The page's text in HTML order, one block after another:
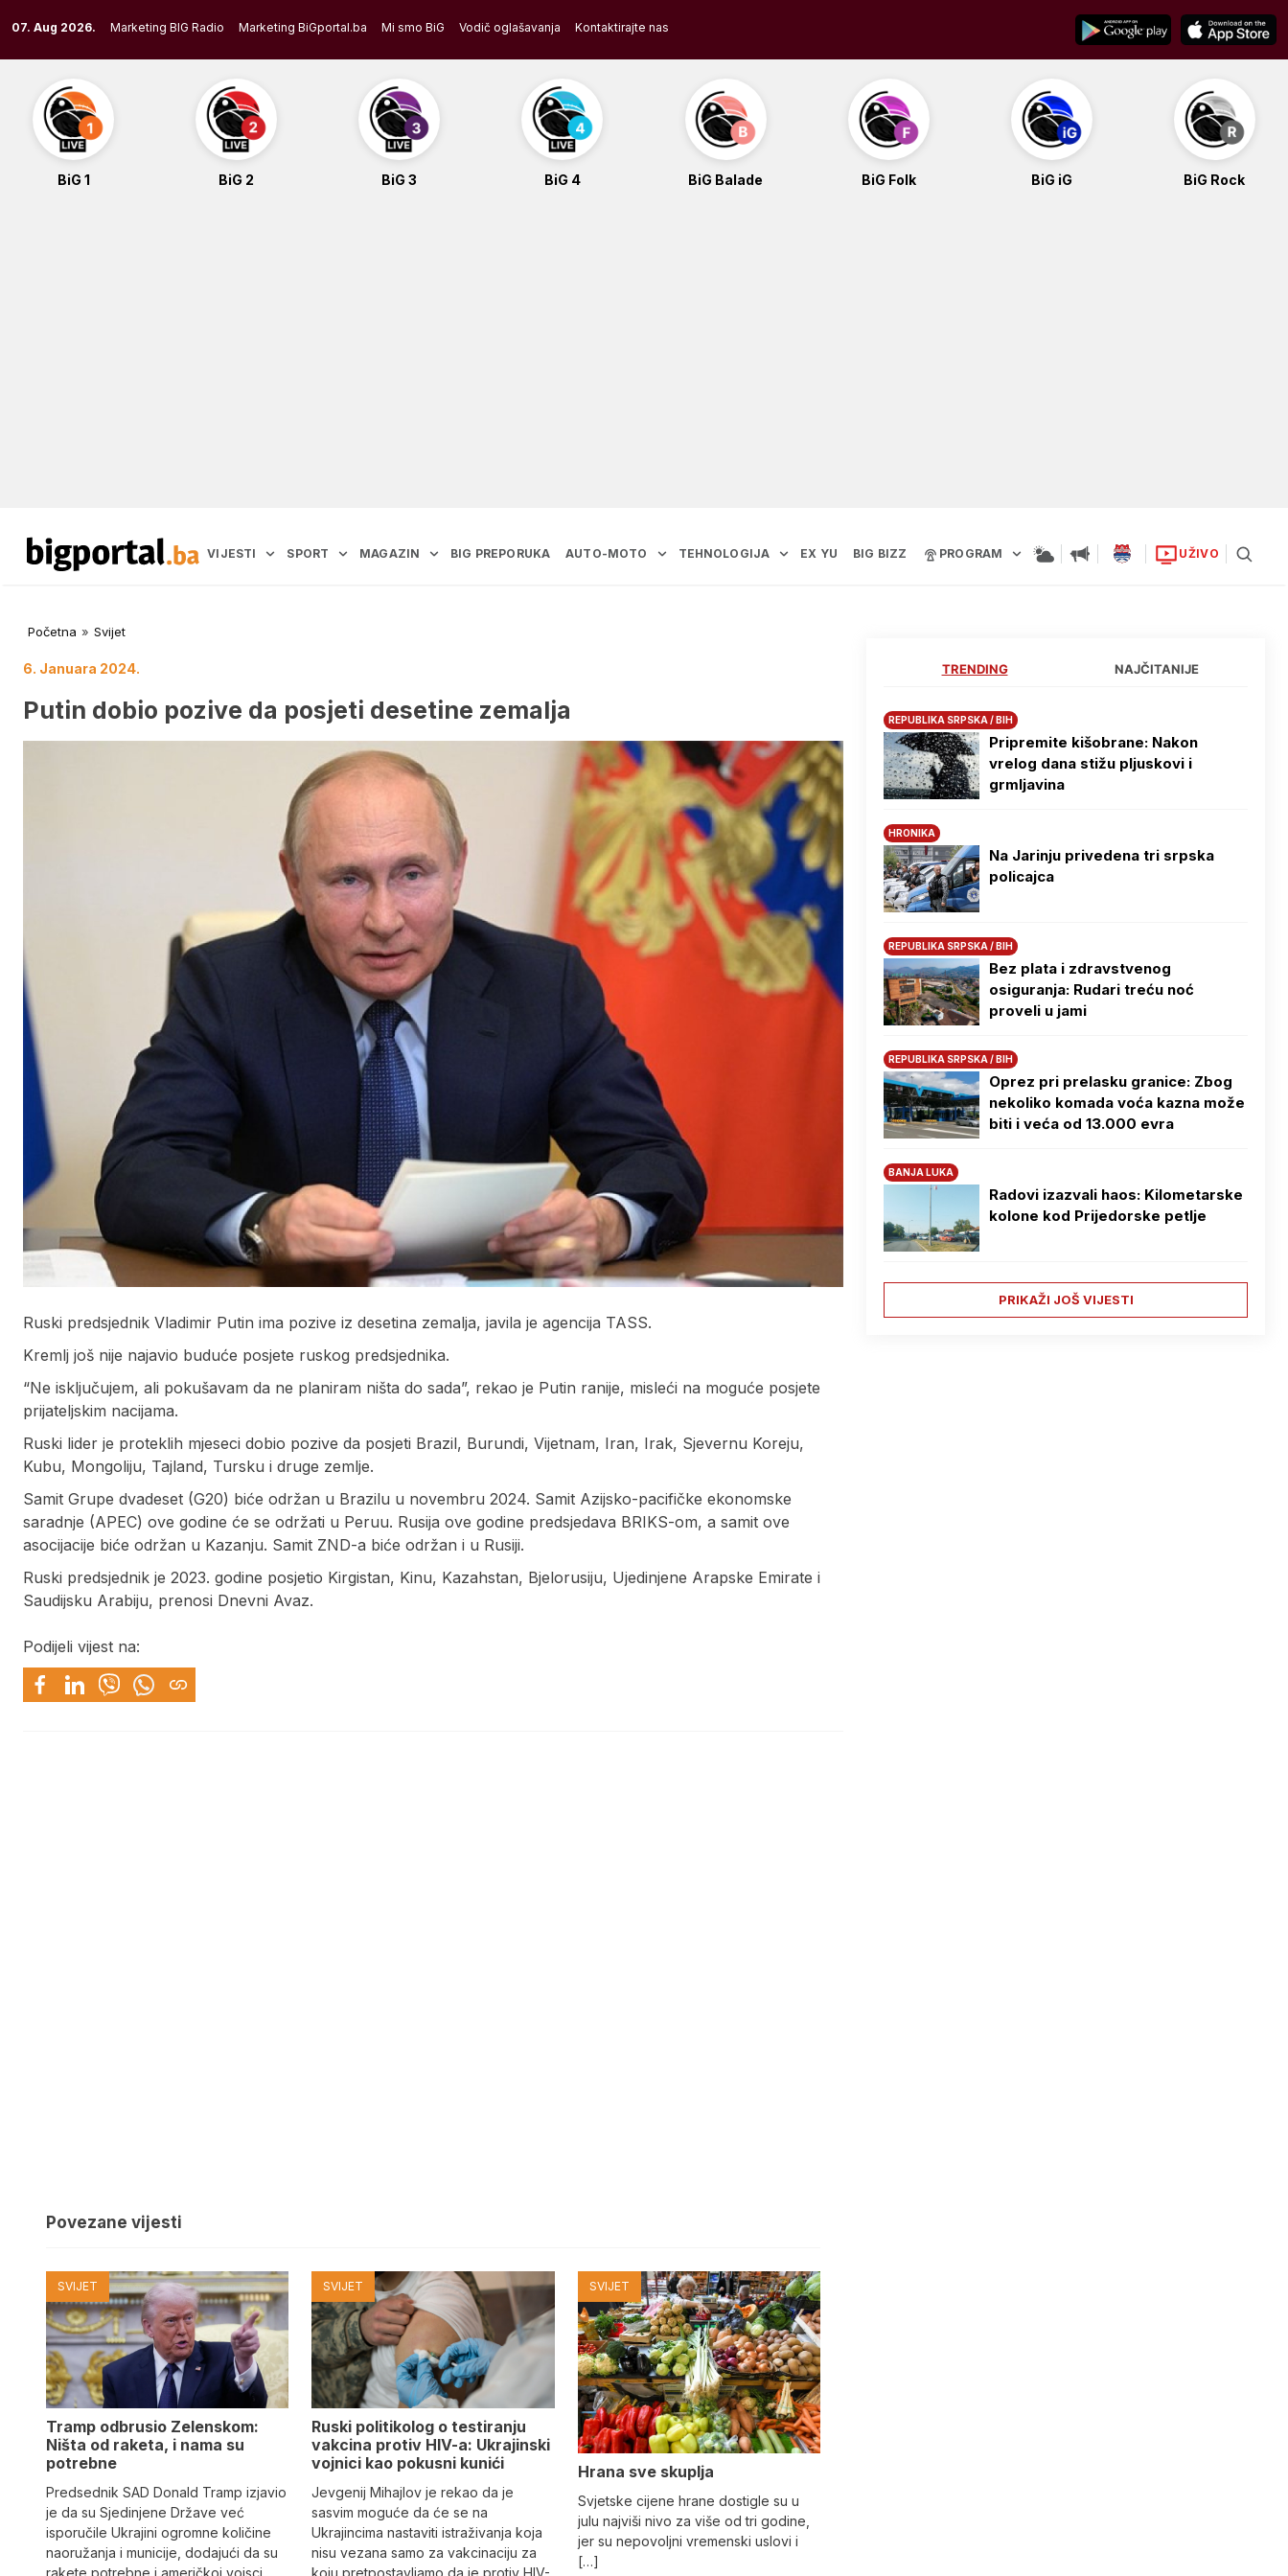
to
content
07. Aug 2026. Marketing BIG Radio Marketing BiGportal.ba Mi smo BiG Vodič oglašavanja Kontaktirajte nas
BiG 1 BiG 2 BiG 3 BiG 4 BiG Balade BiG Folk BiG iG BiG Rock
VIJESTI SPORT MAGAZIN BIG PREPORUKA AUTO-MOTO TEHNOLOGIJA EX YU BIG BIZZ PROGRAM UŽIVO
Početna » Svijet
6. Januara 2024.
Putin dobio pozive da posjeti desetine zemalja
Ruski predsjednik Vladimir Putin ima pozive iz desetina zemalja, javila je agencija TASS.
Kremlj još nije najavio buduće posjete ruskog predsjednika.
“Ne isključujem, ali pokušavam da ne planiram ništa do sada”, rekao je Putin ranije, misleći na moguće posjete
prijateljskim nacijama.
Ruski lider je proteklih mjeseci dobio pozive da posjeti Brazil, Burundi, Vijetnam, Iran, Irak, Sjevernu Koreju,
Kubu, Mongoliju, Tajland, Tursku i druge zemlje.
Samit Grupe dvadeset (G20) biće održan u Brazilu u novembru 2024. Samit Azijsko-pacifičke ekonomske
saradnje (APEC) ove godine će se održati u Peruu. Rusija ove godine predsjedava BRIKS-om, a samit ove
asocijacije biće održan u Kazanju. Samit ZND-a biće održan i u Rusiji.
Ruski predsjednik je 2023. godine posjetio Kirgistan, Kinu, Kazahstan, Bjelorusiju, Ujedinjene Arapske Emirate i
Saudijsku Arabiju, prenosi Dnevni Avaz.
Podijeli vijest na:
Povezane vijesti
SVIJET
Tramp odbrusio Zelenskom:
Ništa od raketa, i nama su
potrebne
Predsednik SAD Donald Tramp izjavio
je da su Sjedinjene Države već
isporučile Ukrajini ogromne količine
naoružanja i municije, dodajući da su
rakete potrebne i američkoj vojsci.
SVIJET
Ruski politikolog o testiranju
vakcina protiv HIV-a: Ukrajinski
vojnici kao pokusni kunići
Jevgenij Mihajlov je rekao da je
sasvim moguće da će se na
Ukrajincima nastaviti istraživanja koja
nisu vezana samo za vakcinaciju za
koju pretpostavljamo da je protiv HIV-
SVIJET
Hrana sve skuplja
Svjetske cijene hrane dostigle su u
julu najviši nivo za više od tri godine,
jer su nepovoljni vremenski uslovi i
[…]
TRENDING NAJČITANIJE
REPUBLIKA SRPSKA / BIH
Pripremite kišobrane: Nakon
vrelog dana stižu pljuskovi i
grmljavina
HRONIKA
Na Јarinju privedena tri srpska
policajca
REPUBLIKA SRPSKA / BIH
Bez plata i zdravstvenog
osiguranja: Rudari treću noć
proveli u jami
REPUBLIKA SRPSKA / BIH
Oprez pri prelasku granice: Zbog
nekoliko komada voća kazna može
biti i veća od 13.000 evra
BANJA LUKA
Radovi izazvali haos: Kilometarske
kolone kod Prijedorske petlje
PRIKAŽI JOŠ VIJESTI